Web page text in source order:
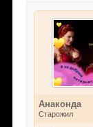
Анаконда
Старожил